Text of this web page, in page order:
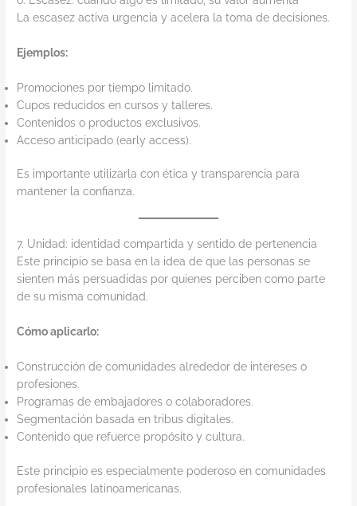
La escasez activa urgencia y acelera la toma de decisiones.
Ejemplos:
Promociones por tiempo limitado.
Cupos reducidos en cursos y talleres.
Contenidos o productos exclusivos.
Acceso anticipado (early access).
Es importante utilizarla con ética y transparencia para
mantener la confianza.
7. Unidad: identidad compartida y sentido de pertenencia
Este principio se basa en la idea de que las personas se
sienten más persuadidas por quienes perciben como parte
de su misma comunidad.
Cómo aplicarlo:
Construcción de comunidades alrededor de intereses o
profesiones.
Programas de embajadores o colaboradores.
Segmentación basada en tribus digitales.
Contenido que refuerce propósito y cultura.
Este principio es especialmente poderoso en comunidades
profesionales latinoamericanas.